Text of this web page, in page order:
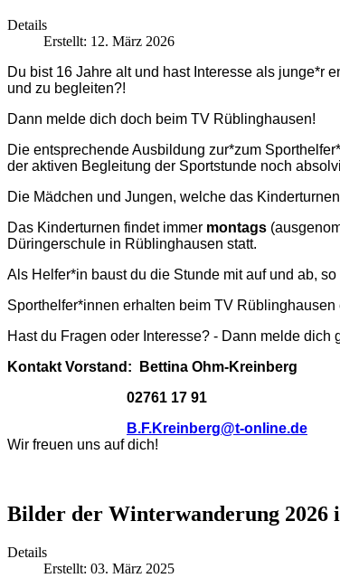
Details
Erstellt: 12. März 2026
Du bist 16 Jahre alt und hast Interesse als junge*r
und zu begleiten?!
Dann melde dich doch beim TV Rüblinghausen!
Die entsprechende Ausbildung zur*zum
der aktiven Begleitung der Sportstunde noch
Die Mädchen und Jungen, welche das
Das Kinderturnen findet immer montags
Düringerschule in Rüblinghausen statt.
Als Helfer*in baust du die Stunde mit auf und ab,
Sporthelfer*innen erhalten beim TV
Hast du Fragen oder Interesse? - Dann melde dich
Kontakt Vorstand: Bettina Ohm-Kreinberg
02761 17 91
B.F.Kreinberg@t-online.de
Wir freuen uns auf dich!
Bilder der Winterwanderung 2026
Details
Erstellt: 03. März 2025